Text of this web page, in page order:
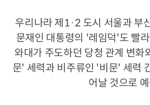
우리나라 제1·2 도시 서울과 부
문재인 대통령의 '레임덕'도 빨
와대가 주도하던 당청 관계 변화
문' 세력과 비주류인 '비문' 세력
어날 것으로